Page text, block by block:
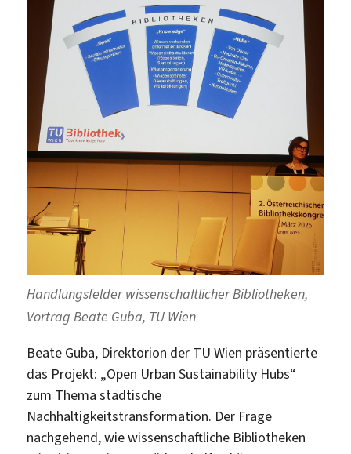
Handlungsfelder wissenschaftlicher Bibliotheken,
Vortrag Beate Guba, TU Wien
Beate Guba, Direktorion der TU Wien präsentierte
das Projekt: „Open Urban Sustainability Hubs“
zum Thema städtische
Nachhaltigkeitstransformation. Der Frage
nachgehend, wie wissenschaftliche Bibliotheken